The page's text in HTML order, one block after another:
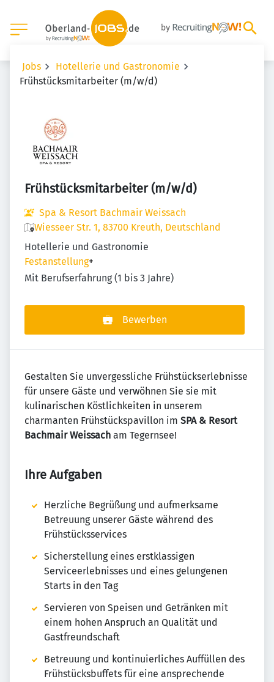
Jobs
Hotellerie und Gastronomie
Frühstücksmitarbeiter (m/w/d)
Frühstücksmitarbeiter (m/w/d)
Spa & Resort Bachmair Weissach
Wiesseer Str. 1, 83700 Kreuth, Deutschland
Hotellerie und Gastronomie
Festanstellung+
Mit Berufserfahrung (1 bis 3 Jahre)
Bewerben
Gestalten Sie unvergessliche Frühstückserlebnisse
für unsere Gäste und verwöhnen Sie sie mit
kulinarischen Köstlichkeiten in unserem
charmanten Frühstückspavillon im SPA & Resort
Bachmair Weissach am Tegernsee!
Ihre Aufgaben
Herzliche Begrüßung und aufmerksame
Betreuung unserer Gäste während des
Frühstücksservices
Sicherstellung eines erstklassigen
Serviceerlebnisses und eines gelungenen
Starts in den Tag
Servieren von Speisen und Getränken mit
einem hohen Anspruch an Qualität und
Gastfreundschaft
Betreuung und kontinuierliches Auffüllen des
Frühstücksbuffets für eine ansprechende